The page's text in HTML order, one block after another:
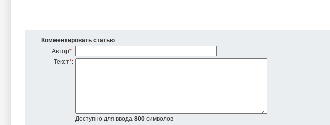
Комментировать статью
Автор*:
Текст*:
Доступно для ввода 800 символов